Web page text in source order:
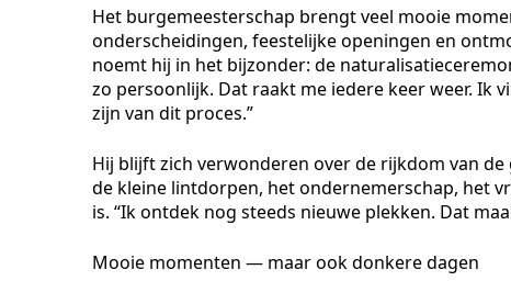
Het burgemeesterschap brengt veel mooie
onderscheidingen, feestelijke openingen en
noemt hij in het bijzonder: de
zo persoonlijk. Dat raakt me iedere keer weer. Ik
zijn van dit proces.”
Hij blijft zich verwonderen over de rijkdom van
de kleine lintdorpen, het ondernemerschap, het
is. “Ik ontdek nog steeds nieuwe plekken. Dat
Mooie momenten — maar ook donkere dagen